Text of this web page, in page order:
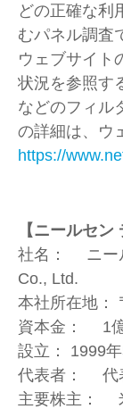
どの正確な利
むパネル調査
ウェブサイト
状況を参照す
などのフィル
の詳細は、ウ
https://
【ニールセン
社名： ニー
Co., Ltd.
本社所在地
資本金： 1
設立： 1999年
代表者： 代
主要株主：